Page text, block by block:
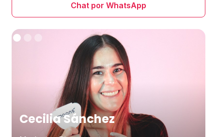
Chat por WhatsApp
Cecilia Sánchez